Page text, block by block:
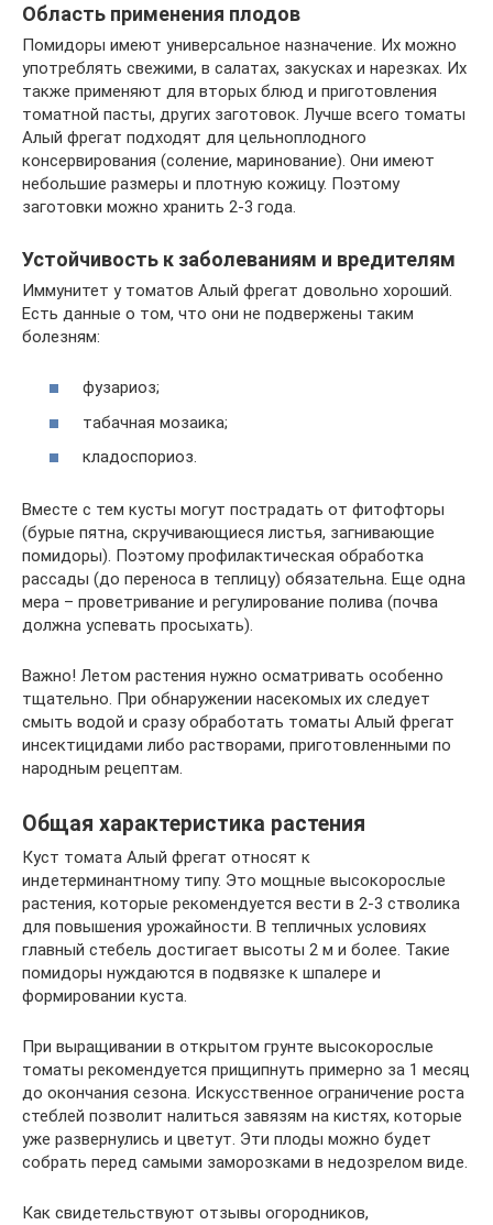
Область применения плодов
Помидоры имеют универсальное назначение. Их можно
употреблять свежими, в салатах, закусках и нарезках. Их
также применяют для вторых блюд и приготовления
томатной пасты, других заготовок. Лучше всего томаты
Алый фрегат подходят для цельноплодного
консервирования (соление, маринование). Они имеют
небольшие размеры и плотную кожицу. Поэтому
заготовки можно хранить 2-3 года.
Устойчивость к заболеваниям и вредителям
Иммунитет у томатов Алый фрегат довольно хороший.
Есть данные о том, что они не подвержены таким
болезням:
фузариоз;
табачная мозаика;
кладоспориоз.
Вместе с тем кусты могут пострадать от фитофторы
(бурые пятна, скручивающиеся листья, загнивающие
помидоры). Поэтому профилактическая обработка
рассады (до переноса в теплицу) обязательна. Еще одна
мера – проветривание и регулирование полива (почва
должна успевать просыхать).
Важно! Летом растения нужно осматривать особенно
тщательно. При обнаружении насекомых их следует
смыть водой и сразу обработать томаты Алый фрегат
инсектицидами либо растворами, приготовленными по
народным рецептам.
Общая характеристика растения
Куст томата Алый фрегат относят к
индетерминантному типу. Это мощные высокорослые
растения, которые рекомендуется вести в 2-3 стволика
для повышения урожайности. В тепличных условиях
главный стебель достигает высоты 2 м и более. Такие
помидоры нуждаются в подвязке к шпалере и
формировании куста.
При выращивании в открытом грунте высокорослые
томаты рекомендуется прищипнуть примерно за 1 месяц
до окончания сезона. Искусственное ограничение роста
стеблей позволит налиться завязям на кистях, которые
уже развернулись и цветут. Эти плоды можно будет
собрать перед самыми заморозками в недозрелом виде.
Как свидетельствуют отзывы огородников,